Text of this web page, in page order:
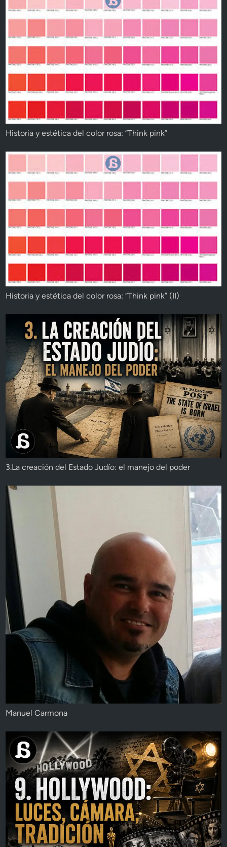
Historia y estética del color rosa: “Think pink”
Historia y estética del color rosa: “Think pink” (II)
3.La creación del Estado Judío: el manejo del poder
Manuel Carmona